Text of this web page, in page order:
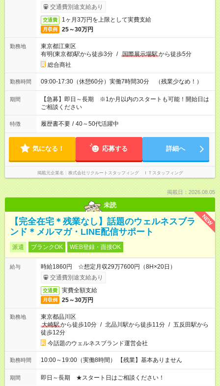
りサービス利用可（利用条件有）
交通費別途支給あり
交通費 1ヶ月3万円を上限として実費支給
月収例 25～30万円
勤務地
東京都江東区
有明(東京都)駅から徒歩3分 / 国際展示場駅から徒歩5分
総合商社
勤務時間 09:00-17:30（休憩60分）実働7時間30分 （残業少なめ！）
期間
【急募】即日～長期 ※1か月以内のスタートも可能！開始日は
ご相談ください
特徴 履歴書不要 / 40～50代活躍中
気になる！ 応募する 詳細へ
掲載元企業名 株式会社リクルートスタッフィング ＩＴスタッフィング
掲載日：2026.08.05
未読
NEW
【完全在宅＊残業なし】話題のウェルネスブラ
ンド＊メルマガ・LINE配信サポート
派遣 ブランクOK WEB登録・面接OK
給与
時給1860円 ☆想定月収29万7600円（8H×20日）
交通費別途支給あり
交通費 実費全額支給
月収例 25～30万円
勤務地
東京都品川区
大崎駅から徒歩10分 / 北品川駅から徒歩11分 / 五反田駅から
徒歩12分
今話題のウェルネスブランド運営会社
勤務時間 10:00～19:00（実働8時間） 【残業】基本ありません
期間 即日～長期 ★スタート日はご相談ください！